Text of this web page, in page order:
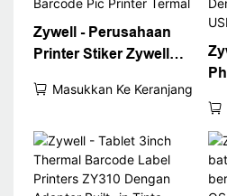
Zywell - Perusahaan
Printer Stiker Zywell
Kustom ZY310 DIY
Barcode Pic Printer
Termal
Masukkan Ke Keranjang